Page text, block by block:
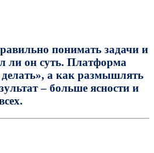
понимать задачи и
ли он суть. Платформа
а как размышлять
– больше ясности и